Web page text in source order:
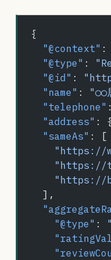
{
  "@context"
:
  "@type"
:
  "@id"
:
  "name"
: "○○
  "telephone"
  "address"
:
  "sameAs"
: [
"https://
"https://
"https://
  ],
    "@type"
: